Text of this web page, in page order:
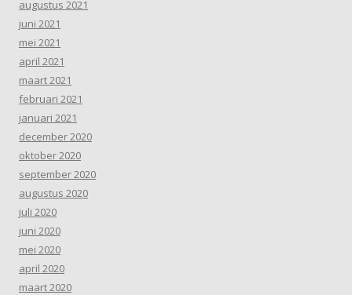
augustus 2021
juni 2021
mei 2021
april 2021
maart 2021
februari 2021
januari 2021
december 2020
oktober 2020
september 2020
augustus 2020
juli 2020
juni 2020
mei 2020
april 2020
maart 2020